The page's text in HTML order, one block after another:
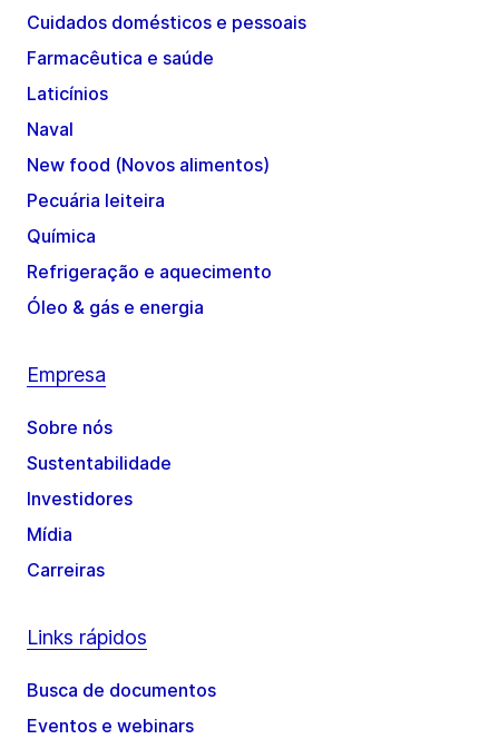
Cuidados domésticos e pessoais
Farmacêutica e saúde
Laticínios
Naval
New food (Novos alimentos)
Pecuária leiteira
Química
Refrigeração e aquecimento
Óleo & gás e energia
Empresa
Sobre nós
Sustentabilidade
Investidores
Mídia
Carreiras
Links rápidos
Busca de documentos
Eventos e webinars